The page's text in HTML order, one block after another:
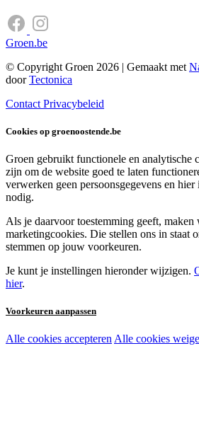
Groen.be
© Copyright Groen 2026 | Gemaakt met
doorTectonica
Contact Privacybeleid
Cookies op groenoostende.be
Groen gebruikt functionele en analytische
zijn om de website goed te laten
verwerken geen persoonsgegevens en
nodig.
Als je daarvoor toestemming geeft,
marketingcookies. Die stellen ons in staat
stemmen op jouw voorkeuren.
Je kunt je instellingen hieronder wijzigen.
hier.
Voorkeuren aanpassen
Noodzakelijke cookies:
Alle cookies accepteren Alle cookies